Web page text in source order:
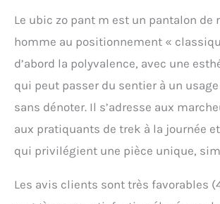
ceinture
zippée ;
transformable
Genoux
Le ubic zo pant m est un pantalon de
homme au positionnement «
d’abord la polyvalence, avec une
qui peut passer du sentier à un
sans dénoter. Il s’adresse aux
aux pratiquants de trek à la journée
qui privilégient une pièce unique,
Les avis clients sont très favorables